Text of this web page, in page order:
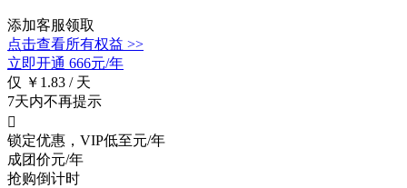
添加客服领取
点击查看所有权益 >>
立即开通 666元/年
仅 ￥1.83 / 天
7天内不再提示

锁定优惠，VIP低至元/年
成团价元/年
抢购倒计时